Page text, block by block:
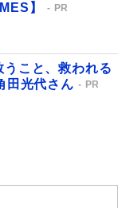
】
PR
うこと、救われる
光代さん
PR